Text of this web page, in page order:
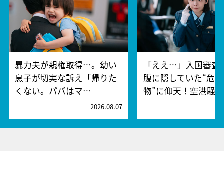
暴力夫が親権取得…。幼い
息子が切実な訴え「帰りた
くない。パパはマ…
2026.08.07
「ええ…」入国審査
腹に隠していた“危
物”に仰天！空港騒